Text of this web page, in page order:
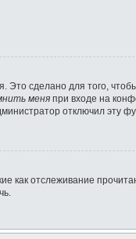
сделано для того,
меня при входе на
отключил эту
как отслеживание